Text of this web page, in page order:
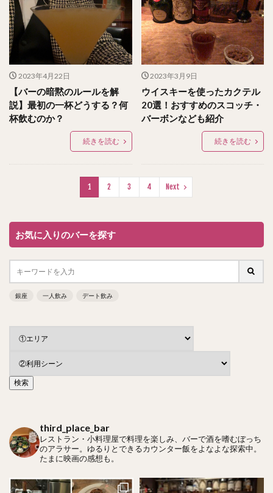
2023年4月22日
【バーの暗黙のルールを解
説】最初の一杯どうする？何
杯飲むのか？
続きを読む
2023年3月9日
ウイスキーを使ったカクテル
20選！おすすめのスコッチ・
バーボンなども紹介
続きを読む
1 2 3 4 Next
お気に入りのバーを探す
銀座 一人飲み デート飲み
third_place_bar
レストラン・小料理屋で料理を楽しみ、バーで酒を嗜むぼっち
のアラサー。ゆるりとできるカウンター飯をよなよな探索中。
たまに映画の感想も。